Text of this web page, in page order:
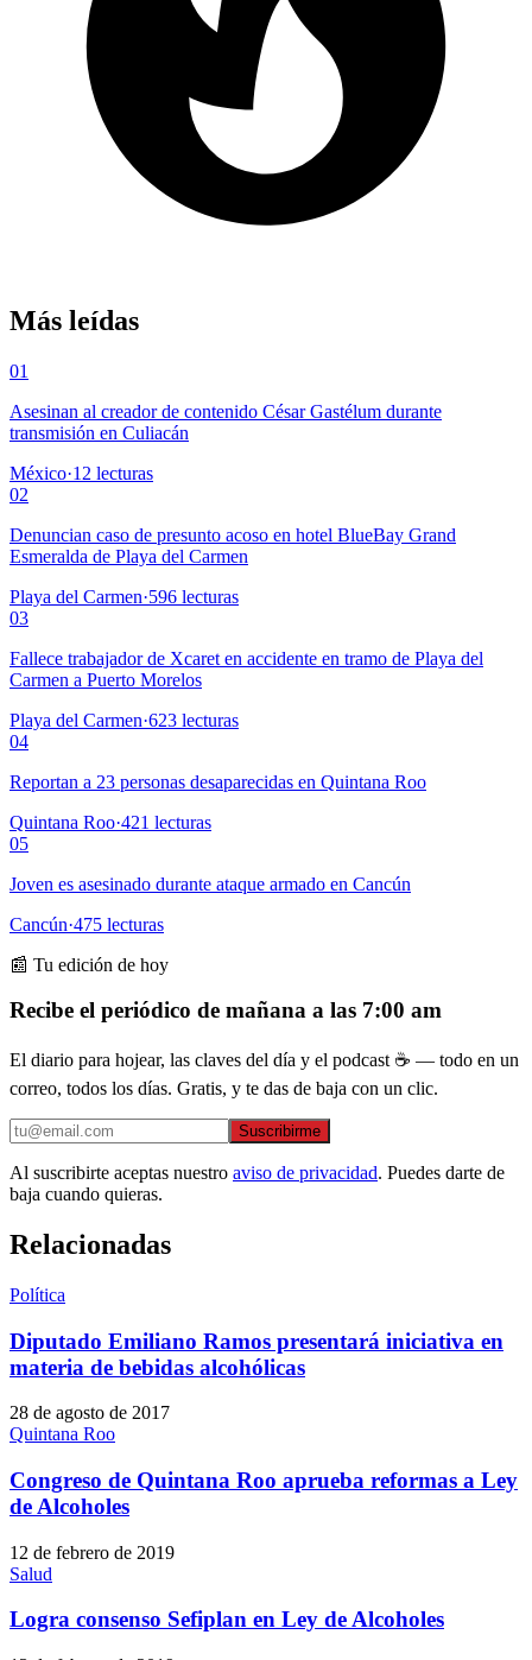
Más leídas
01
Asesinan al creador de contenido César Gastélum durante
transmisión en Culiacán
México·12 lecturas
02
Denuncian caso de presunto acoso en hotel BlueBay Grand
Esmeralda de Playa del Carmen
Playa del Carmen·596 lecturas
03
Fallece trabajador de Xcaret en accidente en tramo de Playa del
Carmen a Puerto Morelos
Playa del Carmen·623 lecturas
04
Reportan a 23 personas desaparecidas en Quintana Roo
Quintana Roo·421 lecturas
05
Joven es asesinado durante ataque armado en Cancún
Cancún·475 lecturas
📰 Tu edición de hoy
Recibe el periódico de mañana a las 7:00 am
El diario para hojear, las claves del día y el podcast ☕ — todo en un
correo, todos los días. Gratis, y te das de baja con un clic.
Suscribirme
Al suscribirte aceptas nuestro aviso de privacidad. Puedes darte de
baja cuando quieras.
Relacionadas
Política
Diputado Emiliano Ramos presentará iniciativa en
materia de bebidas alcohólicas
28 de agosto de 2017
Quintana Roo
Congreso de Quintana Roo aprueba reformas a Ley
de Alcoholes
12 de febrero de 2019
Salud
Logra consenso Sefiplan en Ley de Alcoholes